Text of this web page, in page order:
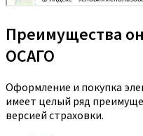
Преимущества
ОСАГО
Оформление и покупка
имеет целый ряд
версией страховки.